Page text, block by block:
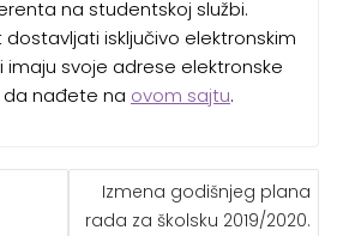
na studentskoj službi.
isključivo elektronskim
imaju svoje adrese elektronske
nađete na ovom sajtu.
Izmena godišnjeg plana
rada za školsku 2019/2020.